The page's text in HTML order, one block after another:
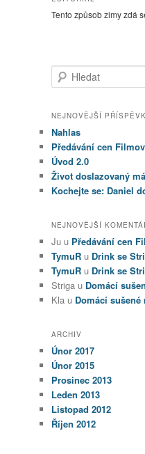
Tento způsob zimy zdá
Hledat
NEJNOVĚJŠÍ
Nahlas
Předávání cen
Úvod 2.0
Život doslazovaný
Kochejte se: Daniel
NEJNOVĚJŠÍ
Ju u Předávání cen
TymuR u Drink se
TymuR u Drink se
Striga u Domácí
Kla u Domácí sušené
ARCHIV
Únor 2017
Únor 2015
Prosinec 2013
Leden 2013
Listopad 2012
Říjen 2012